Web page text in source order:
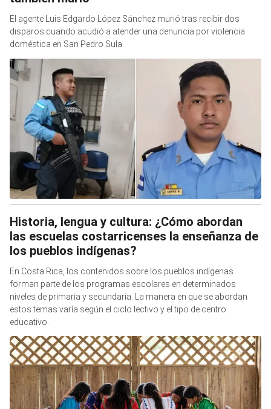
El agente Luis Edgardo López Sánchez murió tras recibir dos
disparos cuando acudió a atender una denuncia por violencia
doméstica en San Pedro Sula.
Historia, lengua y cultura: ¿Cómo abordan
las escuelas costarricenses la enseñanza de
los pueblos indígenas?
En Costa Rica, los contenidos sobre los pueblos indígenas
forman parte de los programas escolares en determinados
niveles de primaria y secundaria. La manera en que se abordan
estos temas varía según el ciclo lectivo y el tipo de centro
educativo.